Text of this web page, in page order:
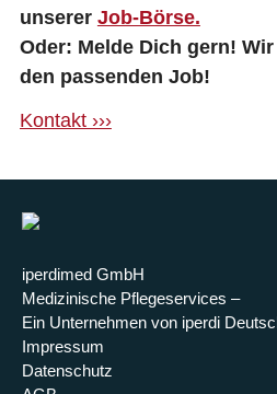
unserer Job-Börse.
Oder: Melde Dich gern!
den passenden Job!
Kontakt ›››
iperdimed GmbH
Medizinische Pflegeservices –
Ein Unternehmen von iperdi
Impressum
Datenschutz